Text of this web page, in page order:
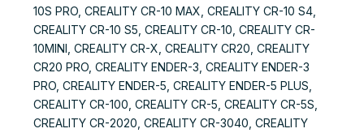
10S PRO, CREALITY CR-10 MAX, CREALITY CR-10 S4,
CREALITY CR-10 S5, CREALITY CR-10, CREALITY CR-
10MINI, CREALITY CR-X, CREALITY CR20, CREALITY
CR20 PRO, CREALITY ENDER-3, CREALITY ENDER-3
PRO, CREALITY ENDER-5, CREALITY ENDER-5 PLUS,
CREALITY CR-100, CREALITY CR-5, CREALITY CR-5S,
CREALITY CR-2020, CREALITY CR-3040, CREALITY